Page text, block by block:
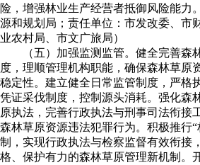
险，增强林业生产经营者抵御风险能力
源和规划局；责任单位：市发改委、市
业农村局、市文广旅局）
（五）加强监测监管。健全完善森
度，理顺管理机构职能，确保森林草原
稳定性。建立健全日常监管制度，严格
凭证采伐制度，控制源头消耗。强化森
原执法，完善行政执法与刑事司法衔接
森林草原资源违法犯罪行为。积极推行
制，实现行政执法与检察监督有效衔接
格、保护有力的森林草原管理新机制。